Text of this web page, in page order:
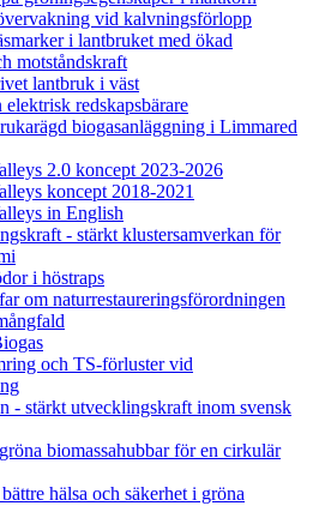
vid kalvningsförlopp
i lantbruket med ökad
motståndskraft
lantbruk i väst
redskapsbärare
biogasanläggning i Limmared
2.0 koncept 2023-2026
koncept 2018-2021
in English
- stärkt klustersamverkan för
i höstraps
om naturrestaureringsförordningen
och TS-förluster vid
- stärkt utvecklingskraft inom svensk
biomassahubbar för en cirkulär
hälsa och säkerhet i gröna